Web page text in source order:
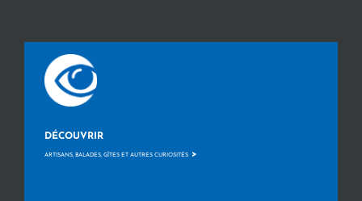
DÉCOUVRIR
ARTISANS, BALADES, GÎTES ET AUTRES CURIOSITÉS >